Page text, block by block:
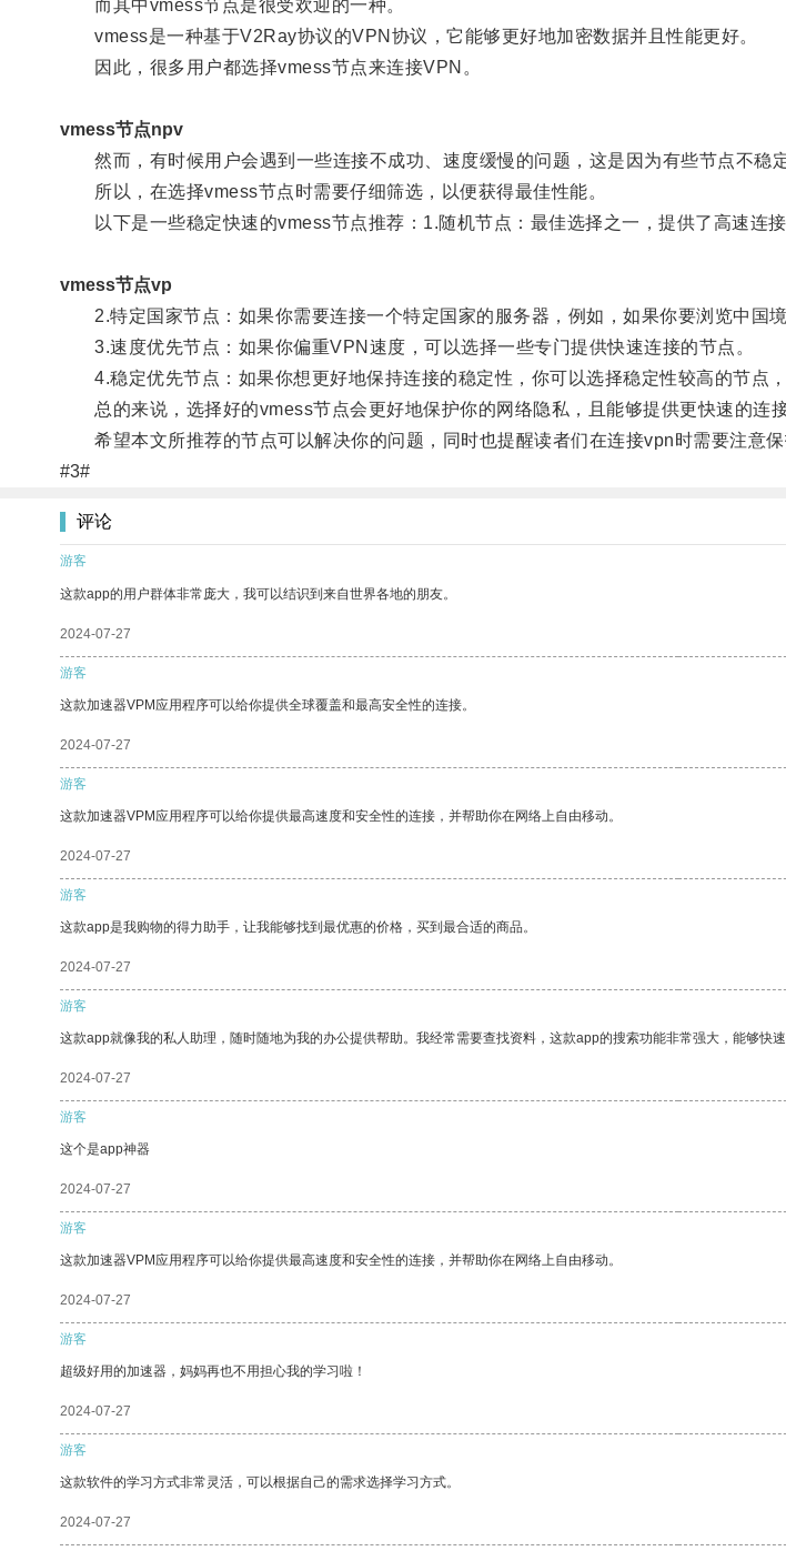
而其中vmess节点是很受欢迎的一种。
vmess是一种基于V2Ray协议的VPN协议，它能够更好地加密数据并且性能更好。
因此，很多用户都选择vmess节点来连接VPN。
vmess节点npv
然而，有时候用户会遇到一些连接不成功、速度缓慢的问题，这是因为有些节点不稳定
所以，在选择vmess节点时需要仔细筛选，以便获得最佳性能。
以下是一些稳定快速的vmess节点推荐：1.随机节点：最佳选择之一，提供了高速连接
vmess节点vp
2.特定国家节点：如果你需要连接一个特定国家的服务器，例如，如果你要浏览中国境
3.速度优先节点：如果你偏重VPN速度，可以选择一些专门提供快速连接的节点。
4.稳定优先节点：如果你想更好地保持连接的稳定性，你可以选择稳定性较高的节点，
总的来说，选择好的vmess节点会更好地保护你的网络隐私，且能够提供更快速的连接
希望本文所推荐的节点可以解决你的问题，同时也提醒读者们在连接vpn时需要注意保
#3#
评论
游客
这款app的用户群体非常庞大，我可以结识到来自世界各地的朋友。
2024-07-27
游客
这款加速器VPM应用程序可以给你提供全球覆盖和最高安全性的连接。
2024-07-27
游客
这款加速器VPM应用程序可以给你提供最高速度和安全性的连接，并帮助你在网络上自由移动。
2024-07-27
游客
这款app是我购物的得力助手，让我能够找到最优惠的价格，买到最合适的商品。
2024-07-27
游客
这款app就像我的私人助理，随时随地为我的办公提供帮助。我经常需要查找资料，这款app的搜索功能非常强大，能够快速
2024-07-27
游客
这个是app神器
2024-07-27
游客
这款加速器VPM应用程序可以给你提供最高速度和安全性的连接，并帮助你在网络上自由移动。
2024-07-27
游客
超级好用的加速器，妈妈再也不用担心我的学习啦！
2024-07-27
游客
这款软件的学习方式非常灵活，可以根据自己的需求选择学习方式。
2024-07-27